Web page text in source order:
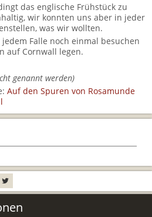
das englische Frühstück zu
wir konnten uns aber in jeder
was wir wollten.
Falle noch einmal besuchen
auf Cornwall legen.
genannt werden)
Auf den Spuren von Rosamunde